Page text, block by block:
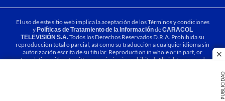
PUBLICIDAD
El uso de este sitio web implica la aceptación de losTérminos y condiciones
yPolíticas de Tratamiento de la InformacióndeCARACOL
TELEVISIÓN S.A.Todos los Derechos Reservados D.R.A. Prohibida su
reproducción total o parcial, así como su traducción a cualquier idioma sin
autorización escrita de su titular. Reproduction in whole or in part, or
translation without written permission is prohibited. All rights reserved